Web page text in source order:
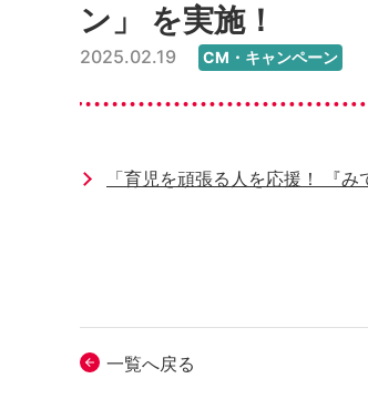
ン」 を実施！
2025.02.19 CM・キャンペーン
「育児を頑張る人を応援！ 『
一覧へ戻る